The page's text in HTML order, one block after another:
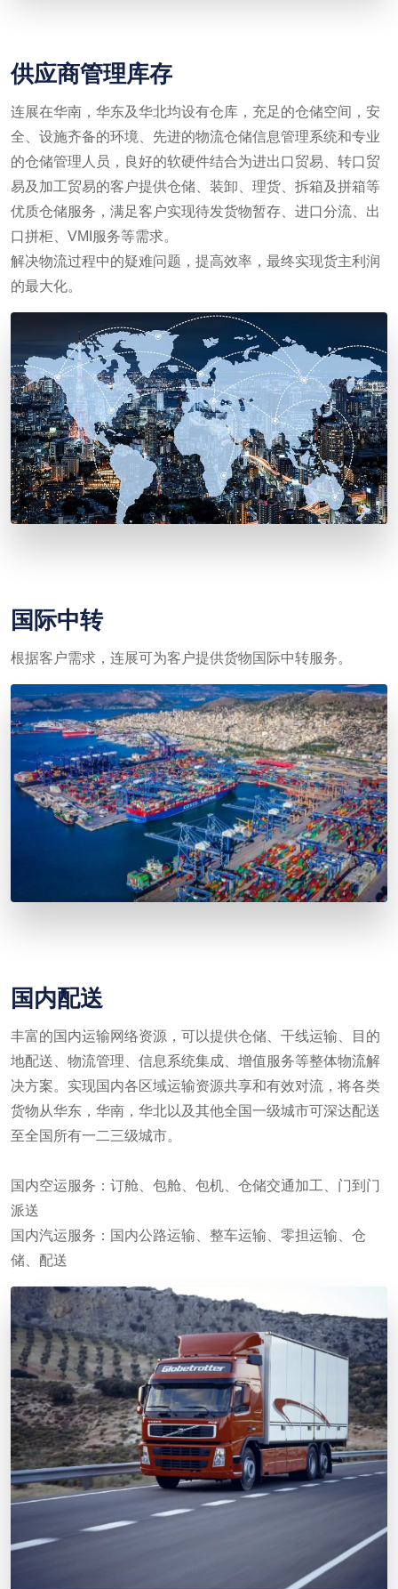
供应商管理库存
连展在华南，华东及华北均设有仓库，充足的仓储空间，安
全、设施齐备的环境、先进的物流仓储信息管理系统和专业
的仓储管理人员，良好的软硬件结合为进出口贸易、转口贸
易及加工贸易的客户提供仓储、装卸、理货、拆箱及拼箱等
优质仓储服务，满足客户实现待发货物暂存、进口分流、出
口拼柜、VMI服务等需求。
解决物流过程中的疑难问题，提高效率，最终实现货主利润
的最大化。
国际中转
根据客户需求，连展可为客户提供货物国际中转服务。
国内配送
丰富的国内运输网络资源，可以提供仓储、干线运输、目的
地配送、物流管理、信息系统集成、增值服务等整体物流解
决方案。实现国内各区域运输资源共享和有效对流，将各类
货物从华东，华南，华北以及其他全国一级城市可深达配送
至全国所有一二三级城市。
国内空运服务：订舱、包舱、包机、仓储交通加工、门到门
派送
国内汽运服务：国内公路运输、整车运输、零担运输、仓
储、配送